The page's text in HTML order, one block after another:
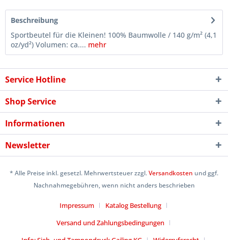
Beschreibung
Sportbeutel für die Kleinen! 100% Baumwolle / 140 g/m² (4,1
oz/yd²) Volumen: ca.... mehr
Service Hotline
Shop Service
Informationen
Newsletter
* Alle Preise inkl. gesetzl. Mehrwertsteuer zzgl.Versandkosten und ggf.
Nachnahmegebühren, wenn nicht anders beschrieben
Impressum
Katalog Bestellung
Versand und Zahlungsbedingungen